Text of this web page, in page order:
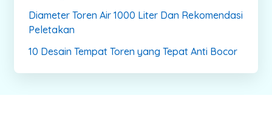
Diameter Toren Air 1000 Liter Dan Rekomendasi
Peletakan
10 Desain Tempat Toren yang Tepat Anti Bocor